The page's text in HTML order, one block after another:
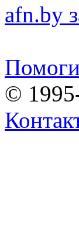
afn.by
©